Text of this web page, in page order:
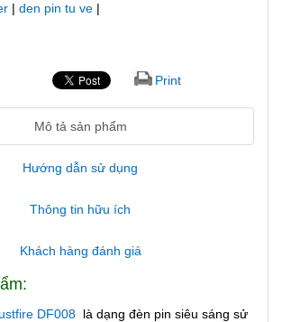
| den pin tu ve |
Print
Mô tả sản phẩm
Hướng dẫn sử dụng
Thông tin hữu ích
Khách hàng đánh giá
DF008 là dạng đèn pin siêu sáng sử